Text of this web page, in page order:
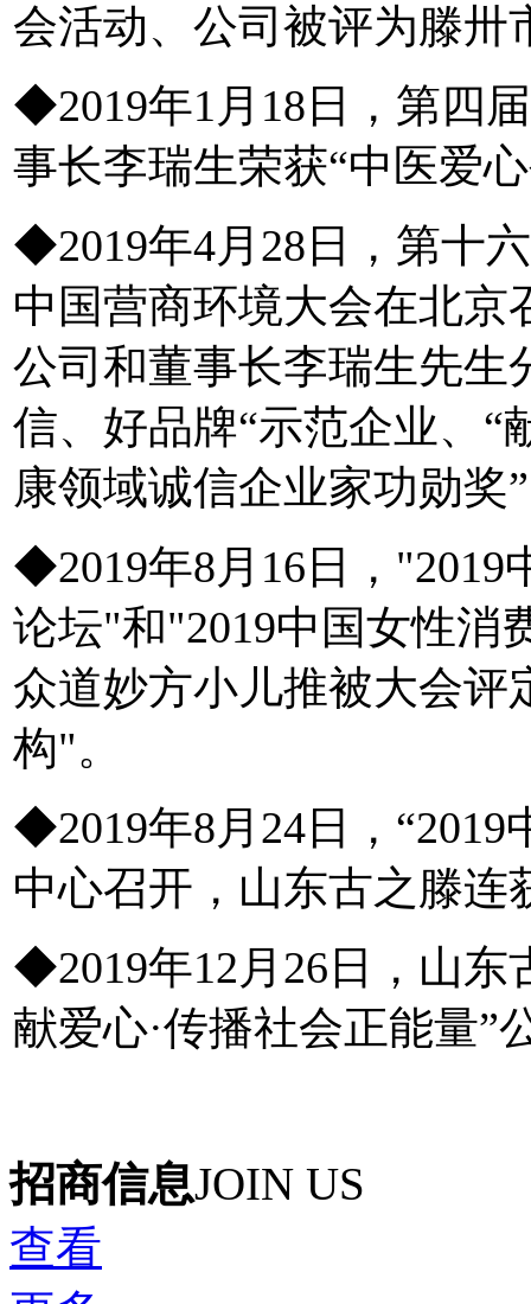
会活动、公司被评为滕卅
◆2019年1月18日，第四
事长李瑞生荣获“中医爱
◆2019年4月28日，第十
中国营商环境大会在北京
公司和董事长李瑞生先生
信、好品牌“示范企业、“
康领域诚信企业家功勋奖”
◆2019年8月16日，"2019
论坛"和"2019中国女性消
众道妙方小儿推被大会评
构"。
◆2019年8月24日，
中心召开，山东古之滕连
◆2019年12月26日，山东
献爱心·传播社会正能量”
招商信息JOIN US
查看